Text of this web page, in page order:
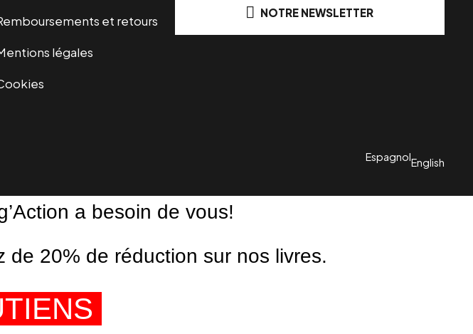
et retours
légales
NOTRE NEWSLETTER
EspagnolEnglish
a besoin de vous!
20% de réduction sur nos livres.